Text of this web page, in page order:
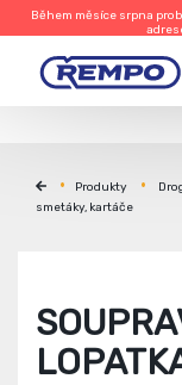
Během měsíce srpna
Produkty
smetáky, kartáče